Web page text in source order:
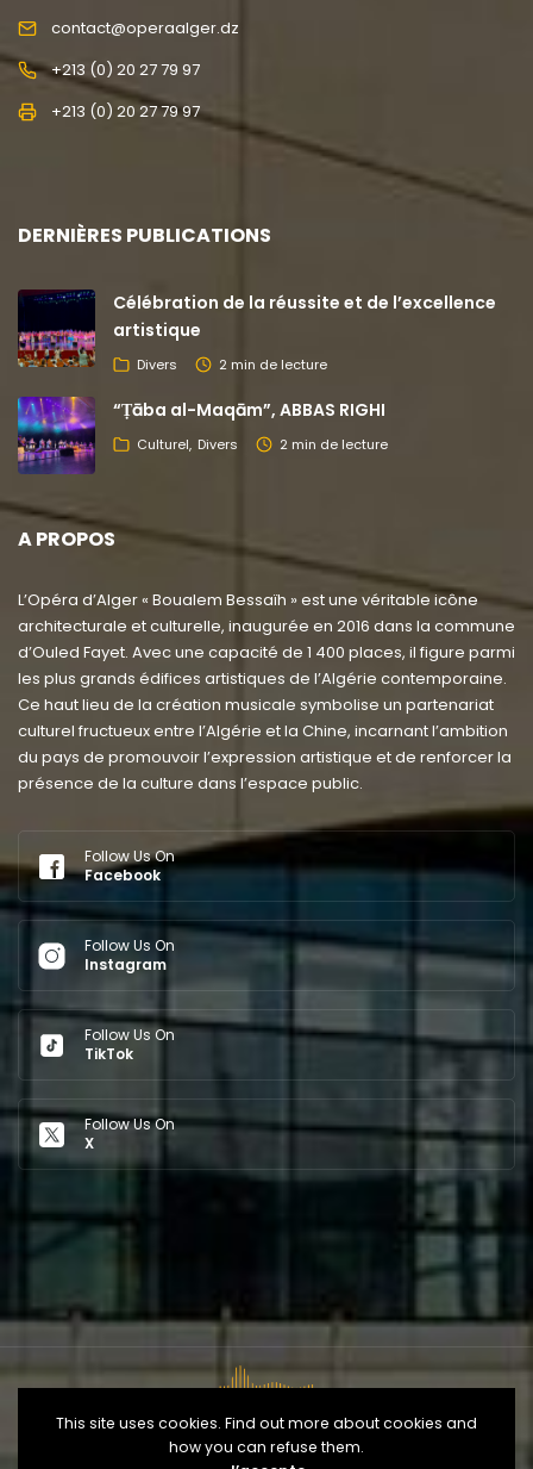
contact@operaalger.dz
+213 (0) 20 27 79 97
+213 (0) 20 27 79 97
DERNIÈRES PUBLICATIONS
Célébration de la réussite et de l’excellence
artistique
Divers 2 min de lecture
“Ṭāba al-Maqām”, ABBAS RIGHI
Culturel Divers 2 min de lecture
A PROPOS
L’Opéra d’Alger « Boualem Bessaïh » est une véritable icône
architecturale et culturelle, inaugurée en 2016 dans la commune
d’Ouled Fayet. Avec une capacité de 1 400 places, il figure parmi
les plus grands édifices artistiques de l’Algérie contemporaine.
Ce haut lieu de la création musicale symbolise un partenariat
culturel fructueux entre l’Algérie et la Chine, incarnant l’ambition
du pays de promouvoir l’expression artistique et de renforcer la
présence de la culture dans l’espace public.
Follow Us On
Facebook
Follow Us On
Instagram
Follow Us On
TikTok
Follow Us On
X
This site uses cookies. Find out more about cookies and
how you can refuse them.